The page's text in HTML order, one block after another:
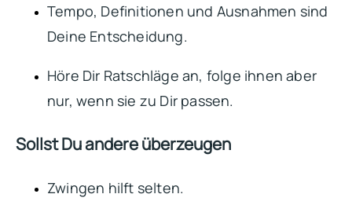
Tempo, Definitionen und Ausnahmen sind
Deine Entscheidung.
Höre Dir Ratschläge an, folge ihnen aber
nur, wenn sie zu Dir passen.
Sollst Du andere überzeugen
Zwingen hilft selten.